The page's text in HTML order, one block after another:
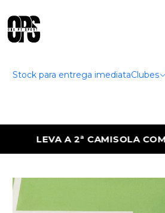
Stock para entrega imediataClubes
DESCONTO LEVA A